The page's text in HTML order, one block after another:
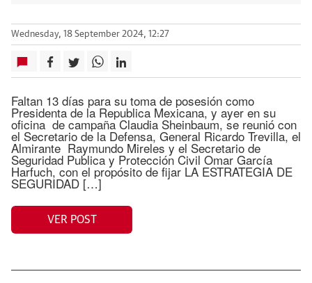
Wednesday, 18 September 2024, 12:27
Faltan 13 días para su toma de posesión como
Presidenta de la Republica Mexicana, y ayer en su
oficina de campaña Claudia Sheinbaum, se reunió con
el Secretario de la Defensa, General Ricardo Trevilla, el
Almirante Raymundo Mireles y el Secretario de
Seguridad Publica y Protección Civil Omar García
Harfuch, con el propósito de fijar LA ESTRATEGIA DE
SEGURIDAD […]
VER POST